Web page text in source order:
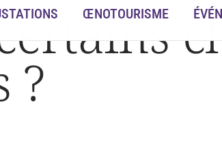
ŒNOTOURISME
?